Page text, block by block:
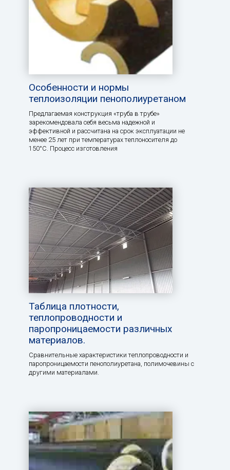
Особенности и нормы
теплоизоляции пенополиуретаном
Предлагаемая конструкция «труба в трубе»
зарекомендовала себя весьма надежной и
эффективной и рассчитана на срок эксплуатации не
менее 25 лет при температурах теплоносителя до
150°С. Процесс изготовления
Таблица плотности,
теплопроводности и
паропроницаемости различных
материалов.
Сравнительные характеристики теплопроводности и
паропроницаемости пенополиуретана, полимочевины с
другими материалами.